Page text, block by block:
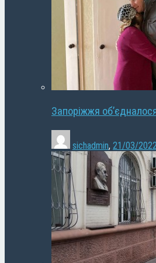
Запоріжжя
sichadmin, 21/03/2022